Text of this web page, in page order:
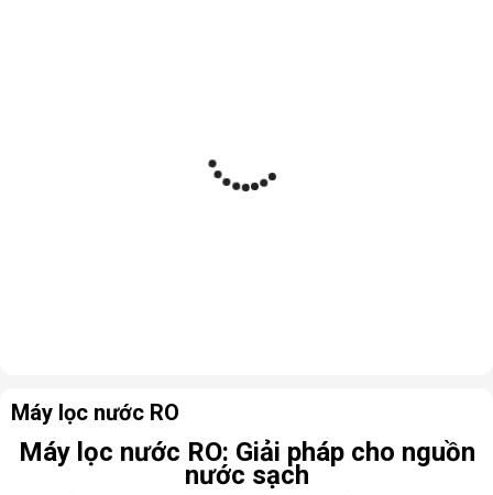
Máy lọc nước RO
Máy lọc nước RO: Giải pháp cho nguồn
nước sạch